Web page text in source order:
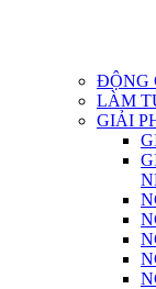
ĐỘNG
LÀM
GIẢI